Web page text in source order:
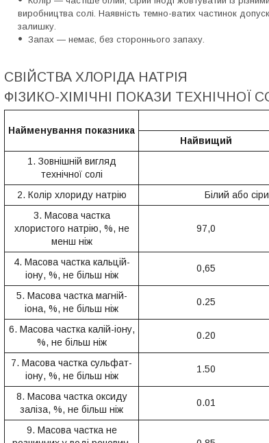
виробництва солі. Наявність темно-ватих частинок
залишку.
Запах — немає, без стороннього запаху.
СВІЙСТВА ХЛОРІДА НАТРІЯ
ФІЗИКО-ХІМІЧНІ ПОКАЗИ ТЕХНІЧНОЇ
Найменування показника
Найвищий
1. Зовнішній вигляд
технічної солі
2. Колір хлориду натрію
Білий або
3. Масова частка
хлористого натрію, %, не
менш ніж
97,0
4. Масова частка кальцій-
іону, %, не більш ніж
0,65
5. Масова частка магній-
іона, %, не більш ніж
0.25
6. Масова частка калій-іону,
%, не більш ніж
0.20
7. Масова частка сульфат-
іону, %, не більш ніж
1.50
8. Масова частка оксиду
заліза, %, не більш ніж
0.01
9. Масова частка не